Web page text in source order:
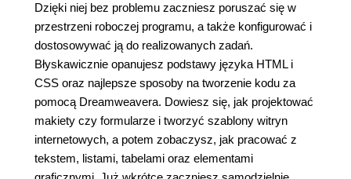
Dzięki niej bez problemu zaczniesz poruszać się w
przestrzeni roboczej programu, a także konfigurować i
dostosowywać ją do realizowanych zadań.
Błyskawicznie opanujesz podstawy języka HTML i
CSS oraz najlepsze sposoby na tworzenie kodu za
pomocą Dreamweavera. Dowiesz się, jak projektować
makiety czy formularze i tworzyć szablony witryn
internetowych, a potem zobaczysz, jak pracować z
tekstem, listami, tabelami oraz elementami